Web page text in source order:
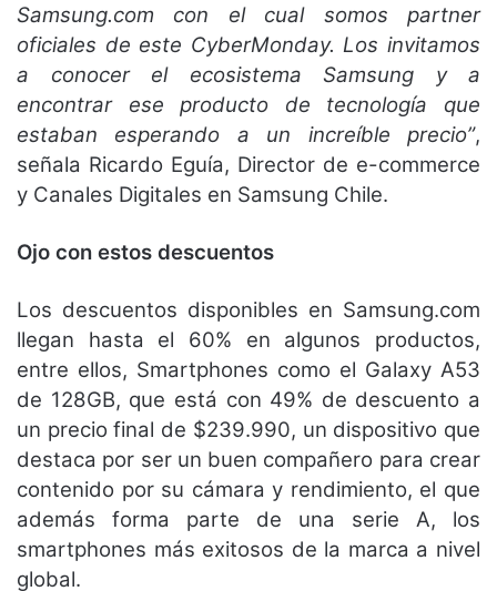
Samsung.com con el cual somos partner
oficiales de este CyberMonday. Los invitamos
a conocer el ecosistema Samsung y a
encontrar ese producto de tecnología que
estaban esperando a un increíble precio”,
señala Ricardo Eguía, Director de e-commerce
y Canales Digitales en Samsung Chile.
Ojo con estos descuentos
Los descuentos disponibles en Samsung.com
llegan hasta el 60% en algunos productos,
entre ellos, Smartphones como el Galaxy A53
de 128GB, que está con 49% de descuento a
un precio final de $239.990, un dispositivo que
destaca por ser un buen compañero para crear
contenido por su cámara y rendimiento, el que
además forma parte de una serie A, los
smartphones más exitosos de la marca a nivel
global.